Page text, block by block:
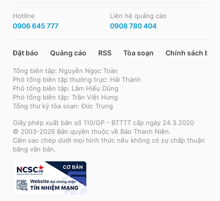
Hotline
0906 645 777
Liên hệ quảng cáo
0908 780 404
Đặt báo Quảng cáo RSS Tòa soạn Chính sách bảo
Tổng biên tập: Nguyễn Ngọc Toàn
Phó tổng biên tập thường trực: Hải Thành
Phó tổng biên tập: Lâm Hiếu Dũng
Phó tổng biên tập: Trần Việt Hưng
Tổng thư ký tòa soạn: Đức Trung
Giấy phép xuất bản số 110/GP - BTTTT cấp ngày 24.3.2020
© 2003-2026 Bản quyền thuộc về Báo Thanh Niên.
Cấm sao chép dưới mọi hình thức nếu không có sự chấp thuận
bằng văn bản.